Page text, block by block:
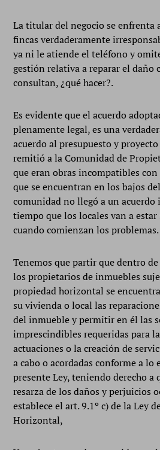
La titular del negocio se enfrenta
fincas verdaderamente
ya ni le atiende el teléfono y
gestión relativa a reparar el daño
consultan, ¿qué hacer?.
Es evidente que el acuerdo
plenamente legal, es una
acuerdo al presupuesto y
remitió a la Comunidad de
que eran obras incompatibles
que se encuentran en los bajos
comunidad no llegó a un
tiempo que los locales van a
cuando comienzan los problemas.
Tenemos que partir que dentro
los propietarios de inmuebles
propiedad horizontal se
su vivienda o local las
del inmueble y permitir en él las
imprescindibles requeridas para
actuaciones o la creación de
a cabo o acordadas conforme a lo
presente Ley, teniendo derecho a
resarza de los daños y perjuicios
establece el art. 9.1º c) de la Ley
Horizontal,